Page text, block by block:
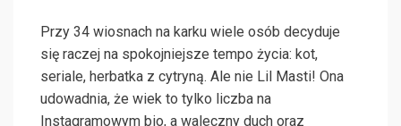
Przy 34 wiosnach na karku wiele osób decyduje
się raczej na spokojniejsze tempo życia: kot,
seriale, herbatka z cytryną. Ale nie Lil Masti! Ona
udowadnia, że wiek to tylko liczba na
Instagramowym bio, a waleczny duch oraz